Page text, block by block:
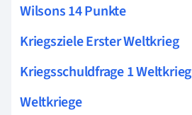
Wilsons 14 Punkte
Kriegsziele Erster Weltkrieg
Kriegsschuldfrage 1 Weltkrieg
Weltkriege